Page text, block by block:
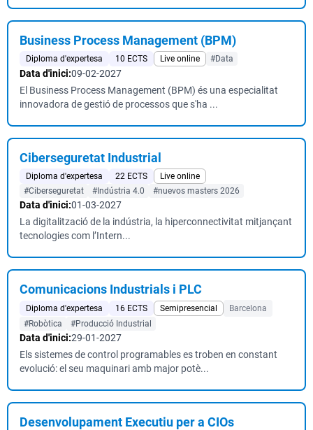
Business Process Management (BPM)
Diploma d'expertesa 10 ECTS Live online #Data
Data d'inici:09-02-2027
El Business Process Management (BPM) és una especialitat
innovadora de gestió de processos que s'ha ...
Ciberseguretat Industrial
Diploma d'expertesa 22 ECTS
Live online
#Ciberseguretat
#Indústria 4.0 #nuevos masters 2026
Data d'inici:01-03-2027
La digitalització de la indústria, la hiperconnectivitat mitjançant
tecnologies com l’Intern...
Comunicacions Industrials i PLC
Diploma d'expertesa 16 ECTS Semipresencial
Barcelona
#Robòtica
#Producció Industrial
Data d'inici:29-01-2027
Els sistemes de control programables es troben en constant
evolució: el seu maquinari amb major potè...
Desenvolupament Executiu per a CIOs